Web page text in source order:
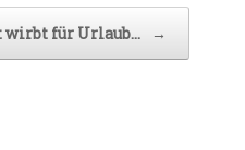
für Urlaub… →